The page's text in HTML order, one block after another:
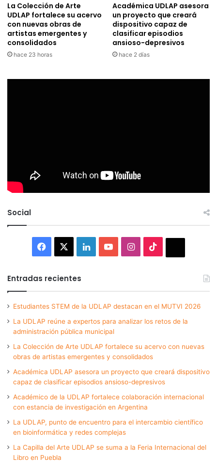
La Colección de Arte
UDLAP fortalece su acervo
con nuevas obras de
artistas emergentes y
consolidados
hace 23 horas
Académica UDLAP asesora
un proyecto que creará
dispositivo capaz de
clasificar episodios
ansioso-depresivos
hace 2 días
Social
Facebook LinkedInYouTubeInstagram
Entradas recientes
Estudiantes STEM de la UDLAP destacan en el MUTVI 2026
La UDLAP reúne a expertos para analizar los retos de la
administración pública municipal
La Colección de Arte UDLAP fortalece su acervo con nuevas
obras de artistas emergentes y consolidados
Académica UDLAP asesora un proyecto que creará dispositivo
capaz de clasificar episodios ansioso-depresivos
Académico de la UDLAP fortalece colaboración internacional
con estancia de investigación en Argentina
La UDLAP, punto de encuentro para el intercambio científico
en bioinformática y redes complejas
La Capilla del Arte UDLAP se suma a la Feria Internacional del
Libro en Puebla